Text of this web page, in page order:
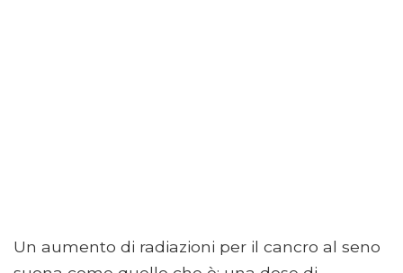
Un aumento di radiazioni per il cancro al seno